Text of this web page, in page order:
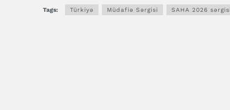
Tags: Türkiyə Müdafiə Sərgisi SAHA 2026 sərgisi